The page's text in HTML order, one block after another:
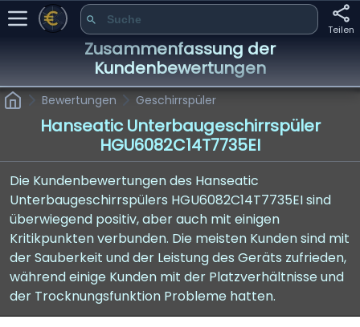
Teilen
Zusammenfassung der
Kundenbewertungen
Bewertungen Geschirrspüler
Hanseatic Unterbaugeschirrspüler
HGU6082C14T7735EI
Die Kundenbewertungen des Hanseatic
Unterbaugeschirrspülers HGU6082C14T7735EI sind
überwiegend positiv, aber auch mit einigen
Kritikpunkten verbunden. Die meisten Kunden sind mit
der Sauberkeit und der Leistung des Geräts zufrieden,
während einige Kunden mit der Platzverhältnisse und
der Trocknungsfunktion Probleme hatten.